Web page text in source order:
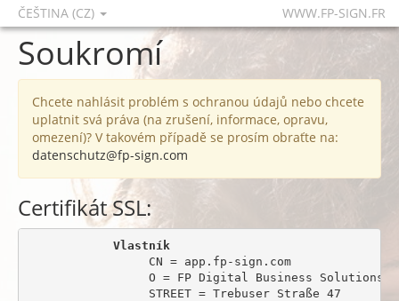
ČEŠTINA (CZ) WWW.FP-SIGN.FR
Soukromí
Chcete nahlásit problém s ochranou údajů nebo chcete
uplatnit svá práva (na zrušení, informace, opravu,
omezení)? V takovém případě se prosím obraťte na:
datenschutz@fp-sign.com
Certifikát SSL:
Vlastník
                 CN = app.fp-sign.com
O = FP Digital Business Solutions
                 STREET = Trebuser Straße 47